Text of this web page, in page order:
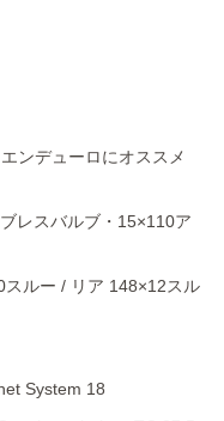
ンデューロにオススメ
レスバルブ・15×110ア
ルー / リア 148×12スル
System 18